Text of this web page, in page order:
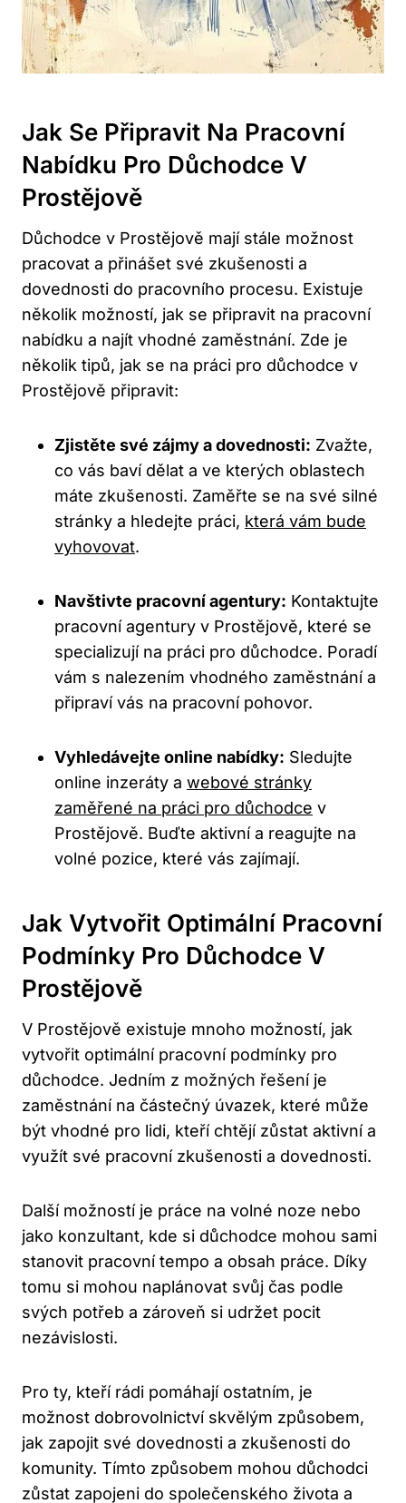
Jak Se Připravit Na Pracovní
Nabídku Pro Důchodce V
Prostějově
Důchodce v Prostějově mají stále možnost
pracovat a přinášet své zkušenosti a
dovednosti do pracovního procesu. Existuje
několik možností, jak se připravit na pracovní
nabídku a najít vhodné zaměstnání. Zde je
několik tipů, jak se na práci pro důchodce v
Prostějově připravit:
Zjistěte své zájmy a dovednosti: Zvažte,
co vás baví dělat a ve kterých oblastech
máte zkušenosti. Zaměřte se na své silné
stránky a hledejte práci, která vám bude
vyhovovat.
Navštivte pracovní agentury: Kontaktujte
pracovní agentury v Prostějově, které se
specializují na práci pro důchodce. Poradí
vám s nalezením vhodného zaměstnání a
připraví vás na pracovní pohovor.
Vyhledávejte online nabídky: Sledujte
online inzeráty a webové stránky
zaměřené na práci pro důchodce v
Prostějově. Buďte aktivní a reagujte na
volné pozice, které vás zajímají.
Jak Vytvořit Optimální Pracovní
Podmínky Pro Důchodce V
Prostějově
V Prostějově existuje mnoho možností, jak
vytvořit optimální pracovní podmínky pro
důchodce. Jedním z možných řešení je
zaměstnání na částečný úvazek, které může
být vhodné pro lidi, kteří chtějí zůstat aktivní a
využít své pracovní zkušenosti a dovednosti.
Další možností je práce na volné noze nebo
jako konzultant, kde si důchodce mohou sami
stanovit pracovní tempo a obsah práce. Díky
tomu si mohou naplánovat svůj čas podle
svých potřeb a zároveň si udržet pocit
nezávislosti.
Pro ty, kteří rádi pomáhají ostatním, je
možnost dobrovolnictví skvělým způsobem,
jak zapojit své dovednosti a zkušenosti do
komunity. Tímto způsobem mohou důchodci
zůstat zapojeni do společenského života a